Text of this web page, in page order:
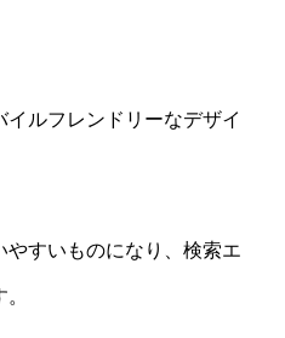
ルフレンドリーなデザイ
すいものになり、検索エ